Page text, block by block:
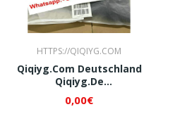
HTTPS://QIQIYG.COM
Qiqiyg.com Deutschland
Qiqiyg.de
QI202
0,00€